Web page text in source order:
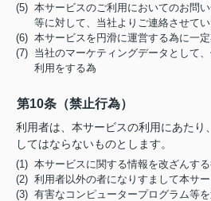
(5) 本サービスのご利用においてのお問
等に対して、当社よりご連絡させて
(6) 本サービスを円滑に運営する為に一
(7) 当社のマーケティングデータとして
利用をする為
第10条（禁止行為）
利用者は、本サービスの利用にあたり
してはならないものとします。
(1) 本サービスに関する情報を改ざんす
(2) 利用者以外の者になりすまして本サ
(3) 有害なコンピュータープログラム等